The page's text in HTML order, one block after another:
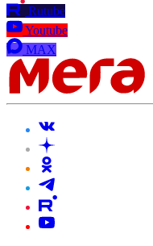
Rutube
Youtube
MAX